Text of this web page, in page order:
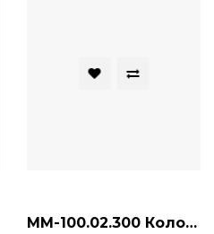
ММ-100.02.300 Колонна поворотная манипулятора ММ-100, ММ-110